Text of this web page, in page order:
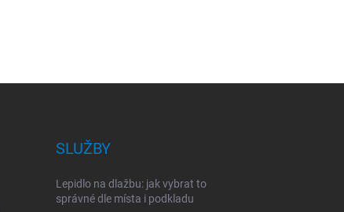
SLUŽBY
Lepidlo na dlažbu: jak vybrat to
správné dle místa i podkladu